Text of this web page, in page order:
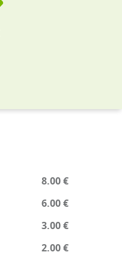
8.00 €
6.00 €
3.00 €
2.00 €